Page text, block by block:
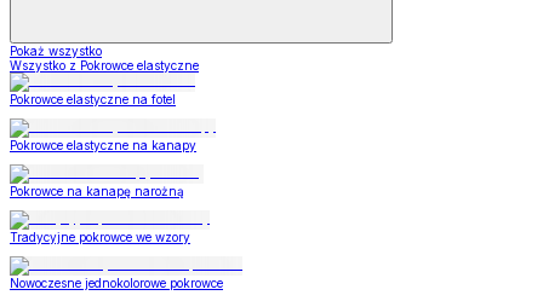
Pokaż wszystko
Wszystko z Pokrowce elastyczne
Pokrowce elastyczne na fotel
Pokrowce elastyczne na kanapy
Pokrowce na kanapę narożną
Tradycyjne pokrowce we wzory
Nowoczesne jednokolorowe pokrowce